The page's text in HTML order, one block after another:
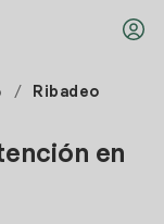
/ Ribadeo
en